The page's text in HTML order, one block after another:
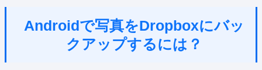
Androidで写真をDropboxにバッ
クアップするには？